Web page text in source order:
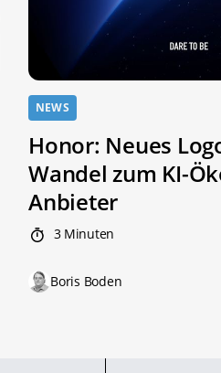
NEWS
Honor: Neues
Wandel zum KI-
Anbieter
3 Minuten
Boris Boden